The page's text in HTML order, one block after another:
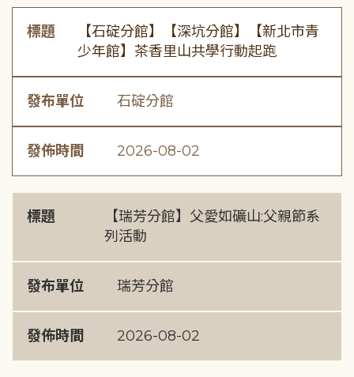
標題
【石碇分館】【深坑分館】【新北市青
少年館】茶香里山共學行動起跑
發布單位 石碇分館
發佈時間 2026-08-02
標題
【瑞芳分館】父愛如礦山:父親節系
列活動
發布單位 瑞芳分館
發佈時間 2026-08-02